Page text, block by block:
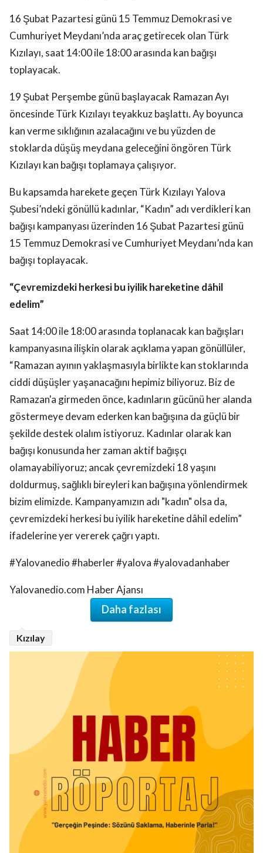
16 Şubat Pazartesi günü 15 Temmuz Demokrasi ve
Cumhuriyet Meydanı’nda araç getirecek olan Türk
Kızılayı, saat 14:00 ile 18:00 arasında kan bağışı
toplayacak.
19 Şubat Perşembe günü başlayacak Ramazan Ayı
öncesinde Türk Kızılayı teyakkuz başlattı. Ay boyunca
kan verme sıklığının azalacağını ve bu yüzden de
stoklarda düşüş meydana geleceğini öngören Türk
Kızılayı kan bağışı toplamaya çalışıyor.
Bu kapsamda harekete geçen Türk Kızılayı Yalova
Şubesi’ndeki gönüllü kadınlar, “Kadın” adı verdikleri kan
bağışı kampanyası üzerinden 16 Şubat Pazartesi günü
15 Temmuz Demokrasi ve Cumhuriyet Meydanı’nda kan
bağışı toplayacak.
“Çevremizdeki herkesi bu iyilik hareketine dâhil
edelim”
Saat 14:00 ile 18:00 arasında toplanacak kan bağışları
kampanyasına ilişkin olarak açıklama yapan gönüllüler,
“Ramazan ayının yaklaşmasıyla birlikte kan stoklarında
ciddi düşüşler yaşanacağını hepimiz biliyoruz. Biz de
Ramazan'a girmeden önce, kadınların gücünü her alanda
göstermeye devam ederken kan bağışına da güçlü bir
şekilde destek olalım istiyoruz. Kadınlar olarak kan
bağışı konusunda her zaman aktif bağışçı
olamayabiliyoruz; ancak çevremizdeki 18 yaşını
doldurmuş, sağlıklı bireyleri kan bağışına yönlendirmek
bizim elimizde. Kampanyamızın adı "kadın" olsa da,
çevremizdeki herkesi bu iyilik hareketine dâhil edelim”
ifadelerine yer vererek çağrı yaptı.
#Yalovanedio #haberler #yalova #yalovadanhaber
Yalovanedio.com Haber Ajansı
Daha fazlası
Kızılay